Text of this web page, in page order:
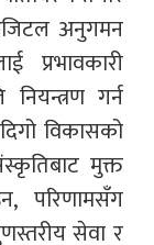
अनुगमन
प्रभावकारी
गर्न
विकासको
मुक्त
परिणामसँग
सेवा र